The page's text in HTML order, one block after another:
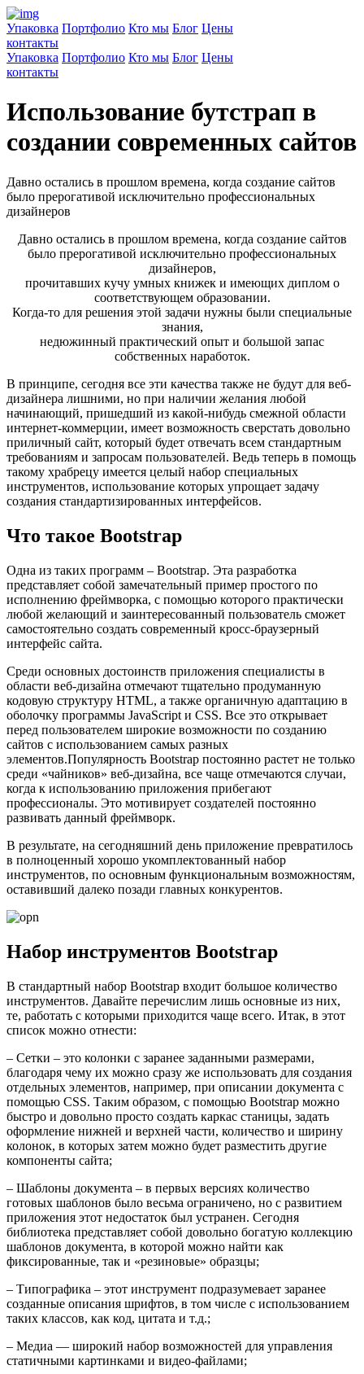
Упаковка Портфолио Кто мы Блог Цены
контакты
Упаковка Портфолио Кто мы Блог Цены
контакты
Использование бутстрап в
создании современных сайтов
Давно остались в прошлом времена, когда создание сайтов
было прерогативой исключительно профессиональных
дизайнеров
Давно остались в прошлом времена, когда создание сайтов
было прерогативой исключительно профессиональных
дизайнеров,
прочитавших кучу умных книжек и имеющих диплом о
соответствующем образовании.
Когда-то для решения этой задачи нужны были специальные
знания,
недюжинный практический опыт и большой запас
собственных наработок.
В принципе, сегодня все эти качества также не будут для веб-
дизайнера лишними, но при наличии желания любой
начинающий, пришедший из какой-нибудь смежной области
интернет-коммерции, имеет возможность сверстать довольно
приличный сайт, который будет отвечать всем стандартным
требованиям и запросам пользователей. Ведь теперь в помощь
такому храбрецу имеется целый набор специальных
инструментов, использование которых упрощает задачу
создания стандартизированных интерфейсов.
Что такое Bootstrap
Одна из таких программ – Bootstrap. Эта разработка
представляет собой замечательный пример простого по
исполнению фреймворка, с помощью которого практически
любой желающий и заинтересованный пользователь сможет
самостоятельно создать современный кросс-браузерный
интерфейс сайта.
Среди основных достоинств приложения специалисты в
области веб-дизайна отмечают тщательно продуманную
кодовую структуру HTML, а также органичную адаптацию в
оболочку программы JavaScript и CSS. Все это открывает
перед пользователем широкие возможности по созданию
сайтов с использованием самых разных
элементов.Популярность Bootstrap постоянно растет не только
среди «чайников» веб-дизайна, все чаще отмечаются случаи,
когда к использованию приложения прибегают
профессионалы. Это мотивирует создателей постоянно
развивать данный фреймворк.
В результате, на сегодняшний день приложение превратилось
в полноценный хорошо укомплектованный набор
инструментов, по основным функциональным возможностям,
оставивший далеко позади главных конкурентов.
Набор инструментов Bootstrap
В стандартный набор Bootstrap входит большое количество
инструментов. Давайте перечислим лишь основные из них,
те, работать с которыми приходится чаще всего. Итак, в этот
список можно отнести:
– Сетки – это колонки с заранее заданными размерами,
благодаря чему их можно сразу же использовать для создания
отдельных элементов, например, при описании документа с
помощью CSS. Таким образом, с помощью Bootstrap можно
быстро и довольно просто создать каркас станицы, задать
оформление нижней и верхней части, количество и ширину
колонок, в которых затем можно будет разместить другие
компоненты сайта;
– Шаблоны документа – в первых версиях количество
готовых шаблонов было весьма ограничено, но с развитием
приложения этот недостаток был устранен. Сегодня
библиотека представляет собой довольно богатую коллекцию
шаблонов документа, в которой можно найти как
фиксированные, так и «резиновые» образцы;
– Типографика – этот инструмент подразумевает заранее
созданные описания шрифтов, в том числе с использованием
таких классов, как код, цитата и т.д.;
– Медиа — широкий набор возможностей для управления
статичными картинками и видео-файлами;